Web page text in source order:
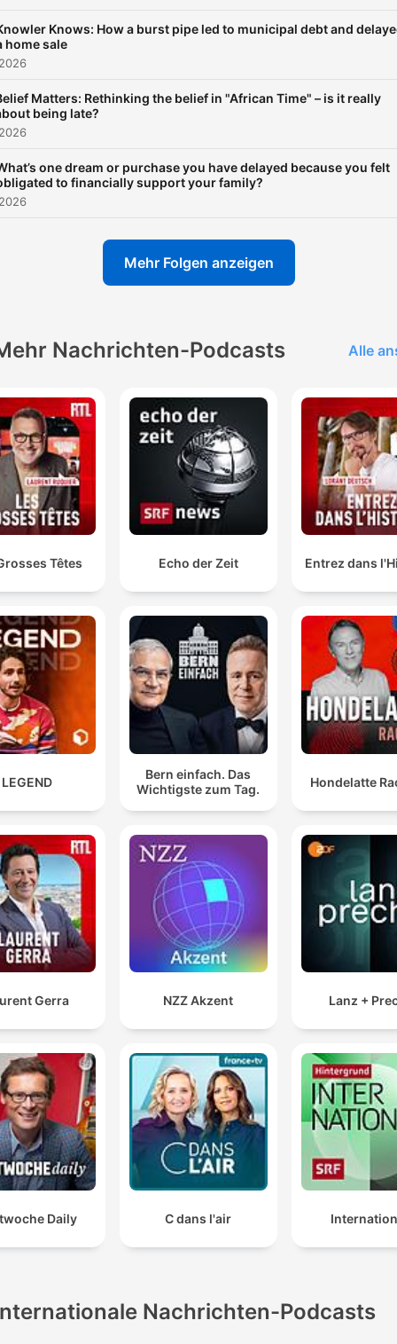
Knows: How a burst pipe led to municipal debt and
home sale
Matters: Rethinking the belief in "African Time" – is it really
being late?
one dream or purchase you have delayed because you felt
to financially support your family?
Mehr Folgen anzeigen
Nachrichten-Podcasts Alle
Têtes Echo der Zeit Entrez dans
LEGEND
Bern einfach. Das
Wichtigste zum Tag.
Hondelatte
Gerra NZZ Akzent Lanz +
Daily C dans l'air
Nachrichten-Podcasts